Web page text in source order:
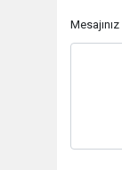
Mesajınız